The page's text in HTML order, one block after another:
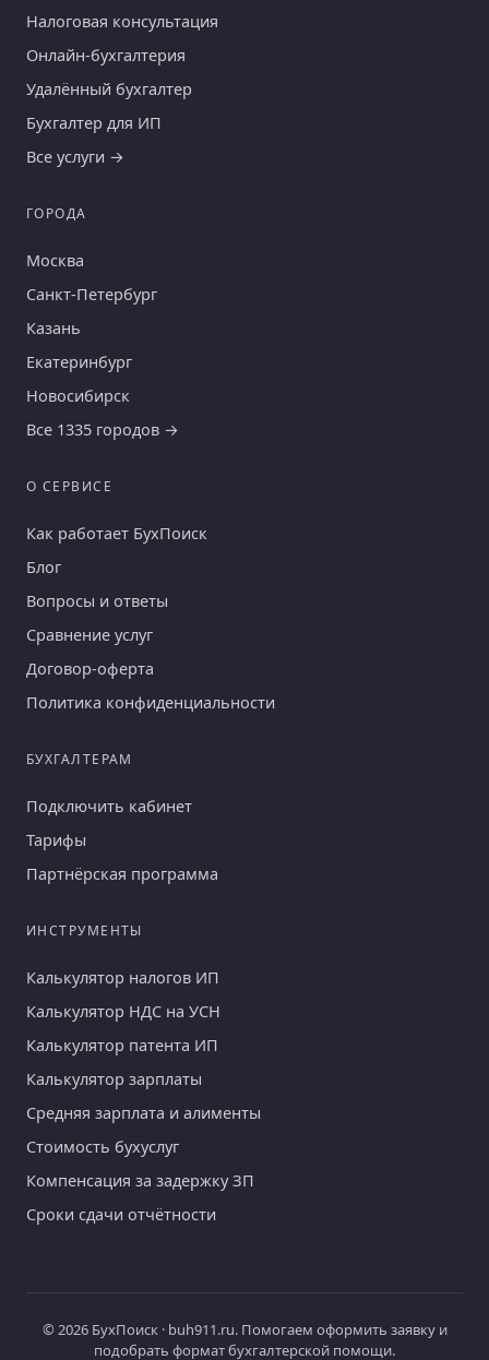
Налоговая консультация
Онлайн-бухгалтерия
Удалённый бухгалтер
Бухгалтер для ИП
Все услуги →
ГОРОДА
Москва
Санкт-Петербург
Казань
Екатеринбург
Новосибирск
Все 1335 городов →
О СЕРВИСЕ
Как работает БухПоиск
Блог
Вопросы и ответы
Сравнение услуг
Договор-оферта
Политика конфиденциальности
БУХГАЛТЕРАМ
Подключить кабинет
Тарифы
Партнёрская программа
ИНСТРУМЕНТЫ
Калькулятор налогов ИП
Калькулятор НДС на УСН
Калькулятор патента ИП
Калькулятор зарплаты
Средняя зарплата и алименты
Стоимость бухуслуг
Компенсация за задержку ЗП
Сроки сдачи отчётности
© 2026 БухПоиск · buh911.ru. Помогаем оформить заявку и
подобрать формат бухгалтерской помощи.